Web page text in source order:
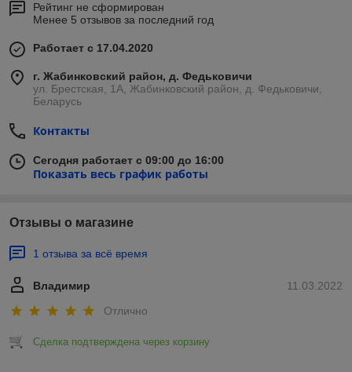
Рейтинг не сформирован
Менее 5 отзывов за последний год
Работает с 17.04.2020
г. Жабинковский район, д. Федьковичи
ул. Брестская, 1А, Жабинковский район, д. Федьковичи,
Беларусь
Контакты
Сегодня работает с 09:00 до 16:00
Показать весь график работы
Отзывы о магазине
1 отзыва за всё время
11.03.2022
Владимир
Отлично
Сделка подтверждена через корзину